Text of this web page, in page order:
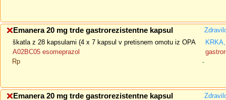
Emanera 20 mg trde gastrorezistentne kapsul
škatla z 28 kapsulami (4 x 7 kapsul v pretisnem omotu iz OPA
A02BC05 esomeprazol
Rp
-
Emanera 20 mg trde gastrorezistentne kapsul